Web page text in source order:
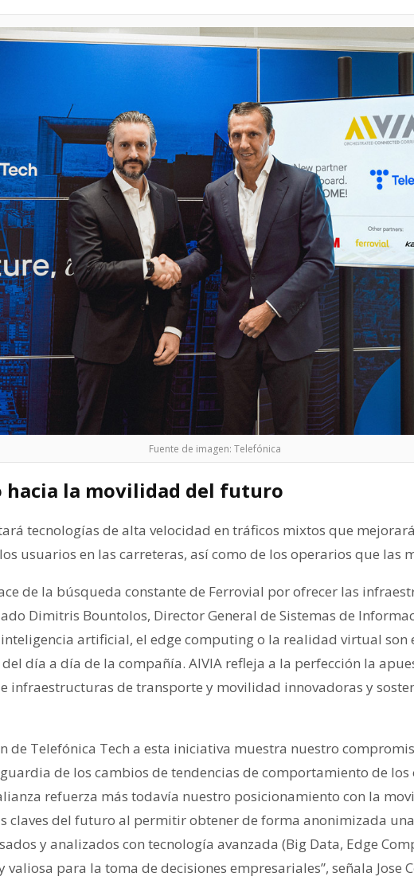
Fuente de imagen: Telefónica
hacia la movilidad del futuro
tecnologías de alta velocidad en tráficos mixtos que
usuarios en las carreteras, así como de los operarios que las
de la búsqueda constante de Ferrovial por ofrecer las
Dimitris Bountolos, Director General de Sistemas de
inteligencia artificial, el edge computing o la realidad virtual son
día a día de la compañía. AIVIA refleja a la perfección la
infraestructuras de transporte y movilidad innovadoras y
de Telefónica Tech a esta iniciativa muestra nuestro
de los cambios de tendencias de comportamiento de
refuerza más todavía nuestro posicionamiento con la
claves del futuro al permitir obtener de forma anonimizada
y analizados con tecnología avanzada (Big Data, Edge
para la toma de decisiones empresariales”, señala Jose